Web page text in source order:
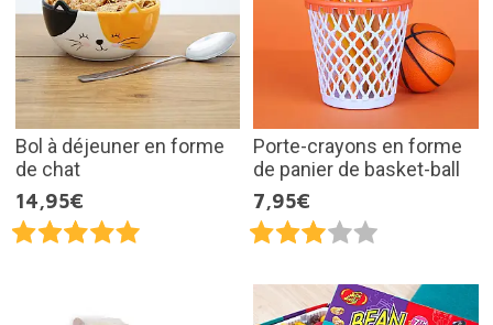
Bol à déjeuner en forme
de chat
14,95€
Porte-crayons en forme
de panier de basket-ball
7,95€